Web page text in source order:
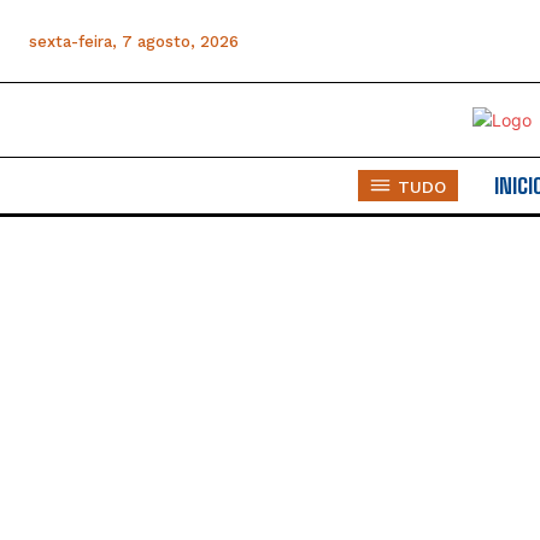
sexta-feira, 7 agosto, 2026
TUDO